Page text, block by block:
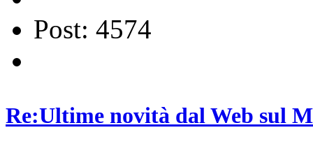
Post: 4574
Re:Ultime novità dal Web sul